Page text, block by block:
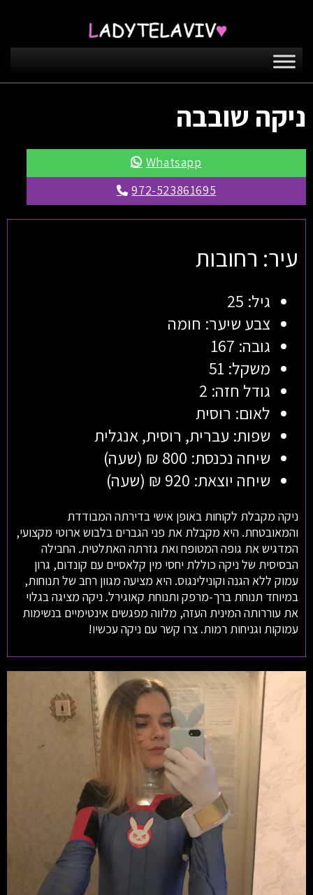
ניקה שובבה
Whatsapp
972-523861695
עיר: רחובות
גיל: 25
צבע שיער: חומה
גובה: 167
משקל: 51
גודל חזה: 2
לאום: רוסית
שפות: עברית, רוסית, אנגלית
שיחה נכנסת: 800 ₪ (שעה)
שיחה יוצאת: 920 ₪ (שעה)
ניקה מקבלת לקוחות באופן אישי בדירתה המבודדת
והמאובטחת. היא מקבלת את פני הגברים בלבוש ארוטי מקצועי,
המדגיש את גופה המטופח ואת גזרתה האתלטית. החבילה
הבסיסית של ניקה כוללת יחסי מין קלאסיים עם קונדום, גרון
עמוק ללא הגנה וקונילינגוס. היא מציעה מגוון רחב של תנוחות,
במיוחד תנוחת ברך-מרפק ותנוחת קאוגירל. ניקה מציגה בגלוי
את עוררותה המינית העזה, מלווה מפגשים אינטימיים בנשימות
עמוקות וגניחות רמות. צרו קשר עם ניקה עכשיו!